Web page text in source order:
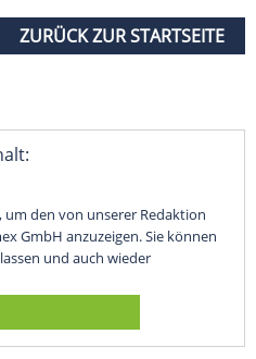
ZURÜCK ZUR STARTSEITE
den von unserer Redaktion
GmbH anzuzeigen. Sie können
und auch wieder